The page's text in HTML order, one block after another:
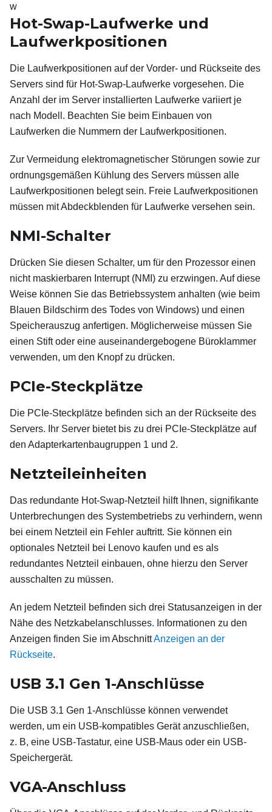
w
Hot-Swap-Laufwerke und
Laufwerkpositionen
Die Laufwerkpositionen auf der Vorder- und Rückseite des
Servers sind für Hot-Swap-Laufwerke vorgesehen. Die
Anzahl der im Server installierten Laufwerke variiert je
nach Modell. Beachten Sie beim Einbauen von
Laufwerken die Nummern der Laufwerkpositionen.
Zur Vermeidung elektromagnetischer Störungen sowie zur
ordnungsgemäßen Kühlung des Servers müssen alle
Laufwerkpositionen belegt sein. Freie Laufwerkpositionen
müssen mit Abdeckblenden für Laufwerke versehen sein.
NMI-Schalter
Drücken Sie diesen Schalter, um für den Prozessor einen
nicht maskierbaren Interrupt (NMI) zu erzwingen. Auf diese
Weise können Sie das Betriebssystem anhalten (wie beim
Blauen Bildschirm des Todes von Windows) und einen
Speicherauszug anfertigen. Möglicherweise müssen Sie
einen Stift oder eine auseinandergebogene Büroklammer
verwenden, um den Knopf zu drücken.
PCIe-Steckplätze
Die PCIe-Steckplätze befinden sich an der Rückseite des
Servers. Ihr Server bietet bis zu drei PCIe-Steckplätze auf
den Adapterkartenbaugruppen 1 und 2.
Netzteileinheiten
Das redundante Hot-Swap-Netzteil hilft Ihnen, signifikante
Unterbrechungen des Systembetriebs zu verhindern, wenn
bei einem Netzteil ein Fehler auftritt. Sie können ein
optionales Netzteil bei Lenovo kaufen und es als
redundantes Netzteil einbauen, ohne hierzu den Server
ausschalten zu müssen.
An jedem Netzteil befinden sich drei Statusanzeigen in der
Nähe des Netzkabelanschlusses. Informationen zu den
Anzeigen finden Sie im AbschnittAnzeigen an der
Rückseite.
USB 3.1 Gen 1-Anschlüsse
Die USB 3.1 Gen 1-Anschlüsse können verwendet
werden, um ein USB-kompatibles Gerät anzuschließen,
z. B, eine USB-Tastatur, eine USB-Maus oder ein USB-
Speichergerät.
VGA-Anschluss